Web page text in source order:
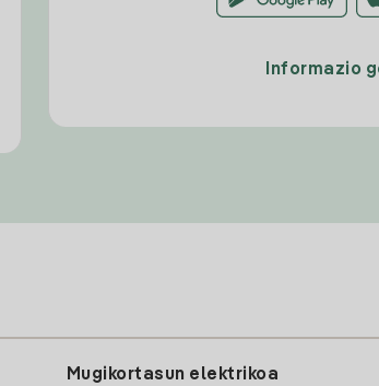
Informazio
Mugikortasun elektrikoa